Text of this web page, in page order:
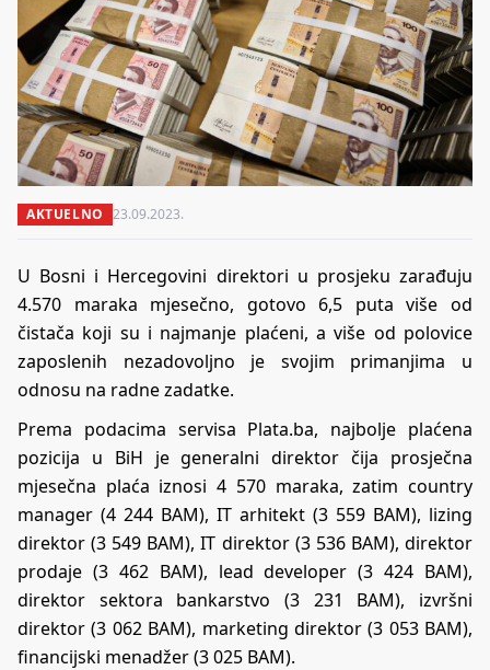
AKTUELNO 23.09.2023.
U Bosni i Hercegovini direktori u prosjeku zarađuju
4.570 maraka mjesečno, gotovo 6,5 puta više od
čistača koji su i najmanje plaćeni, a više od polovice
zaposlenih nezadovoljno je svojim primanjima u
odnosu na radne zadatke.
Prema podacima servisa Plata.ba, najbolje plaćena
pozicija u BiH je generalni direktor čija prosječna
mjesečna plaća iznosi 4 570 maraka, zatim country
manager (4 244 BAM), IT arhitekt (3 559 BAM), lizing
direktor (3 549 BAM), IT direktor (3 536 BAM), direktor
prodaje (3 462 BAM), lead developer (3 424 BAM),
direktor sektora bankarstvo (3 231 BAM), izvršni
direktor (3 062 BAM), marketing direktor (3 053 BAM),
financijski menadžer (3 025 BAM).